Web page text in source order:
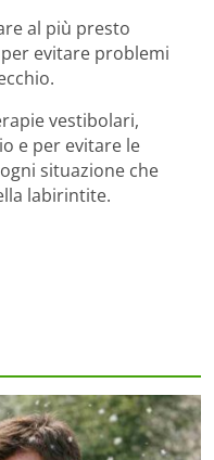
al più presto
evitare problemi
vestibolari,
e per evitare le
situazione che
labirintite.